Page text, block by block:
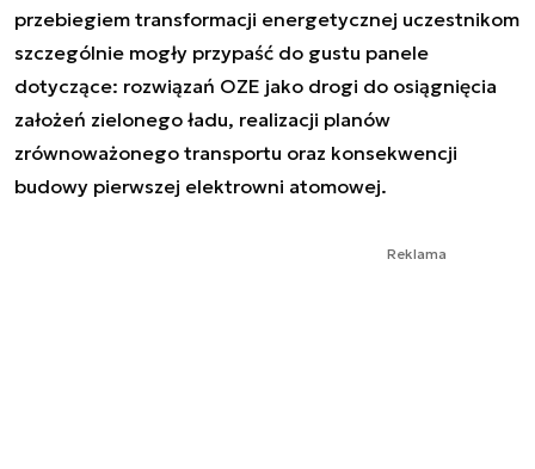
przebiegiem transformacji energetycznej uczestnikom
szczególnie mogły przypaść do gustu panele
dotyczące: rozwiązań OZE jako drogi do osiągnięcia
założeń zielonego ładu, realizacji planów
zrównoważonego transportu oraz konsekwencji
budowy pierwszej elektrowni atomowej.
Reklama